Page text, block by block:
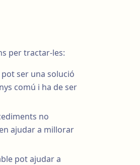
per tractar-les:
ser una solució
comú i ha de ser
no
ajudar a millorar
pot ajudar a